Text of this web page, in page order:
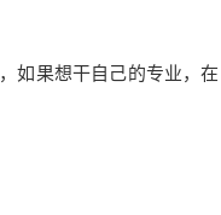
如果想干自己的专业，在